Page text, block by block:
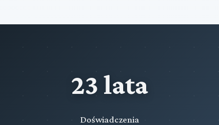
23 lata
Doświadczenia